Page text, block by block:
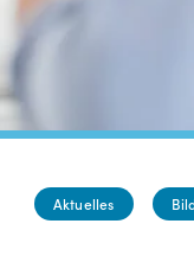
Aktuelles